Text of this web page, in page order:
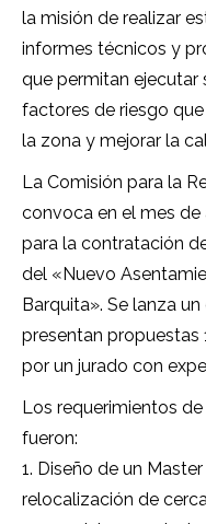
la misión de realizar
informes técnicos y
que permitan ejecutar
factores de riesgo
la zona y mejorar la
La Comisión para la
convoca en el mes de
para la contratación
del «Nuevo
Barquita». Se lanza
presentan propuestas
por un jurado con
Los requerimientos
fueron:
1. Diseño de un
relocalización de